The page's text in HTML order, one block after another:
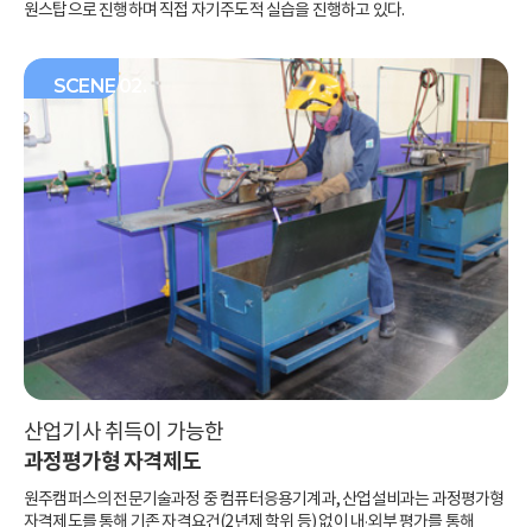
원스탑으로 진행하며 직접 자기주도적 실습을 진행하고 있다.
SCENE 02.
산업기사 취득이 가능한
과정평가형 자격제도
원주캠퍼스의 전문기술과정 중컴퓨터응용기계과, 산업설비과는과정평가형
자격제도를 통해 기존자격요건(2년제 학위 등) 없이 내·외부평가를 통해